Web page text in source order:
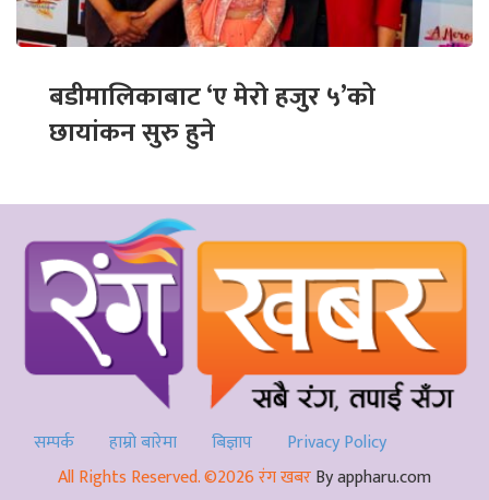
बडीमालिकाबाट ‘ए मेरो हजुर ५’को
छायांकन सुरु हुने
सम्पर्क हाम्रो बारेमा बिज्ञाप
Privacy Policy
All Rights Reserved. ©2026 रंग खबरBy appharu.com